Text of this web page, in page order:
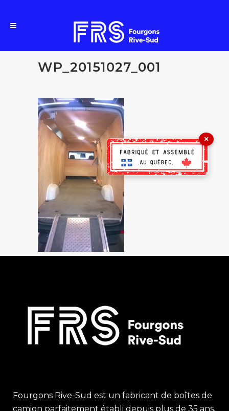
WP_20151027_001
Fourgons Rive-Sud est un fabricant de boîtes de
camion parfaitement établi depuis plus de 35 ans.
×